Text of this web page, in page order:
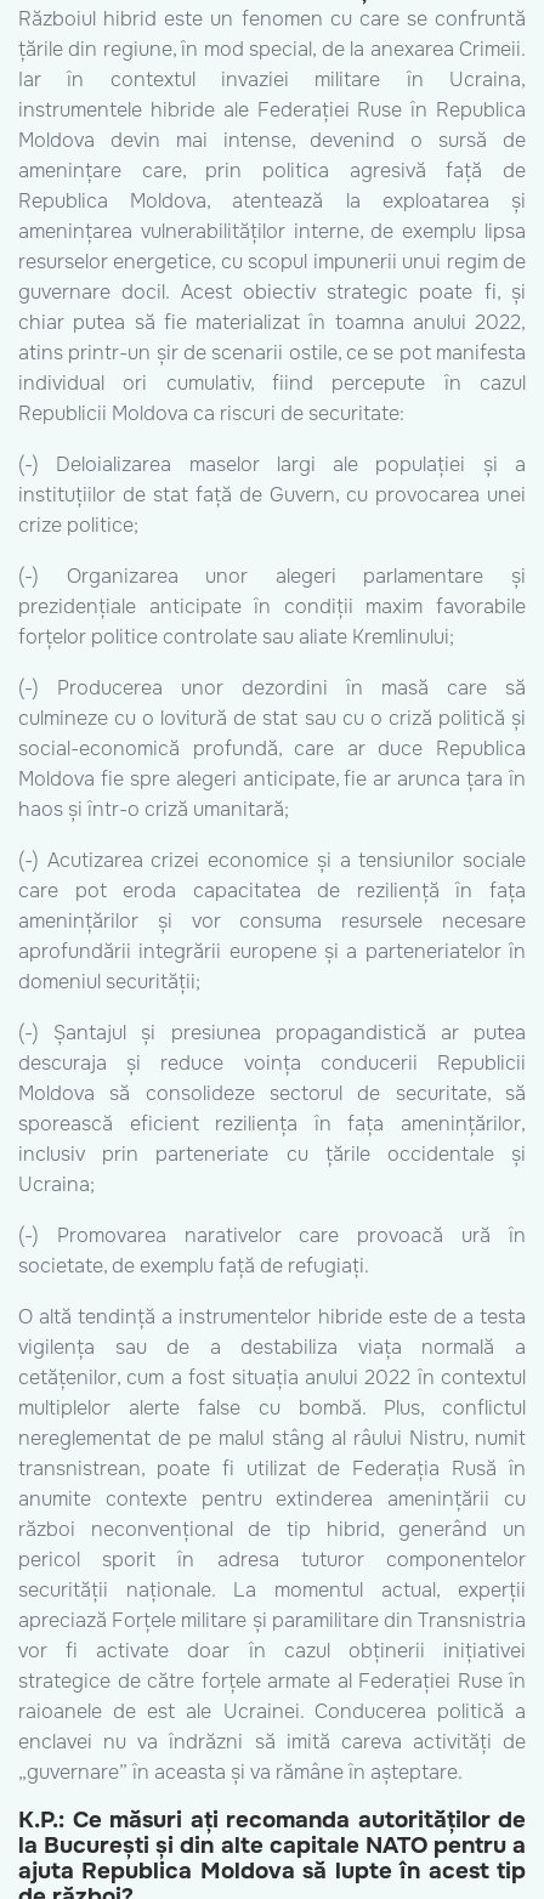
Războiul hibrid este un fenomen cu care se confruntă
țările din regiune, în mod special, de la anexarea Crimeii.
Iar în contextul invaziei militare în Ucraina,
instrumentele hibride ale Federației Ruse în Republica
Moldova devin mai intense, devenind o sursă de
amenințare care, prin politica agresivă față de
Republica Moldova, atentează la exploatarea și
amenințarea vulnerabilităților interne, de exemplu lipsa
resurselor energetice, cu scopul impunerii unui regim de
guvernare docil. Acest obiectiv strategic poate fi, și
chiar putea să fie materializat în toamna anului 2022,
atins printr-un șir de scenarii ostile, ce se pot manifesta
individual ori cumulativ, fiind percepute în cazul
Republicii Moldova ca riscuri de securitate:
(-) Deloializarea maselor largi ale populației și a
instituțiilor de stat față de Guvern, cu provocarea unei
crize politice;
(-) Organizarea unor alegeri parlamentare și
prezidențiale anticipate în condiții maxim favorabile
forțelor politice controlate sau aliate Kremlinului;
(-) Producerea unor dezordini în masă care să
culmineze cu o lovitură de stat sau cu o criză politică și
social-economică profundă, care ar duce Republica
Moldova fie spre alegeri anticipate, fie ar arunca țara în
haos și într-o criză umanitară;
(-) Acutizarea crizei economice și a tensiunilor sociale
care pot eroda capacitatea de reziliență în fața
amenințărilor și vor consuma resursele necesare
aprofundării integrării europene și a parteneriatelor în
domeniul securității;
(-) Șantajul și presiunea propagandistică ar putea
descuraja și reduce voința conducerii Republicii
Moldova să consolideze sectorul de securitate, să
sporească eficient reziliența în fața amenințărilor,
inclusiv prin parteneriate cu țările occidentale și
Ucraina;
(-) Promovarea narativelor care provoacă ură în
societate, de exemplu față de refugiați.
O altă tendință a instrumentelor hibride este de a testa
vigilența sau de a destabiliza viața normală a
cetățenilor, cum a fost situația anului 2022 în contextul
multiplelor alerte false cu bombă. Plus, conflictul
nereglementat de pe malul stâng al râului Nistru, numit
transnistrean, poate fi utilizat de Federația Rusă în
anumite contexte pentru extinderea amenințării cu
război neconvențional de tip hibrid, generând un
pericol sporit în adresa tuturor componentelor
securității naționale. La momentul actual, experții
apreciază Forțele militare și paramilitare din Transnistria
vor fi activate doar în cazul obținerii inițiativei
strategice de către forțele armate al Federației Ruse în
raioanele de est ale Ucrainei. Conducerea politică a
enclavei nu va îndrăzni să imită careva activități de
„guvernare” în aceasta și va rămâne în așteptare.
K.P.: Ce măsuri ați recomanda autorităților de
la București și din alte capitale NATO pentru a
ajuta Republica Moldova să lupte în acest tip